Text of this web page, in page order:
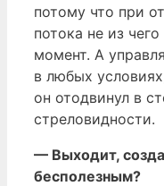
потому что при
потока не из
момент. А
в любых
он отодвинул в
стреловидности.
— Выходит,
бесполезным?